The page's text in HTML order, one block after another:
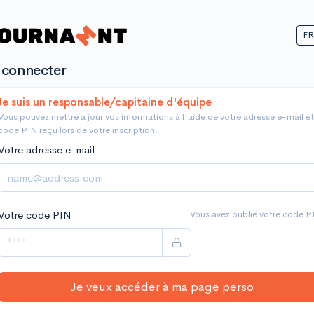
FR
connecter
suis un responsable/capitaine d'équipe
pouvez mettre à jour vos informations à l'aide de votre adresse e-mail
PIN reçu lors de votre inscription.
adresse e-mail
code PIN Vous avez oublié votre code
Je veux accéder à ma page perso